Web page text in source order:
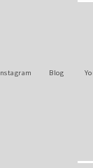
Instagram